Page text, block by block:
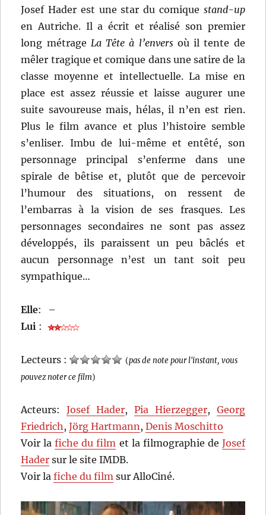
Josef Hader est une star du comique stand-up
en Autriche. Il a écrit et réalisé son premier
long métrage La Tête à l’enversoù il tente de
mêler tragique et comique dans une satire de la
classe moyenne et intellectuelle. La mise en
place est assez réussie et laisse augurer une
suite savoureuse mais, hélas, il n’en est rien.
Plus le film avance et plus l’histoire semble
s’enliser. Imbu de lui-même et entêté, son
personnage principal s’enferme dans une
spirale de bêtise et, plutôt que de percevoir
l’humour des situations, on ressent de
l’embarras à la vision de ses frasques. Les
personnages secondaires ne sont pas assez
développés, ils paraissent un peu bâclés et
aucun personnage n’est un tant soit peu
sympathique…
Elle:
–
Lui :
Lecteurs : (pas de note pour l'instant, vous
pouvez noter ce film)
Acteurs:Josef Hader, Pia Hierzegger, Georg
Friedrich,Jörg Hartmann,Denis Moschitto
Voir lafiche du film et la filmographie de Josef
Hader sur le site IMDB.
Voir lafiche du film sur AlloCiné.